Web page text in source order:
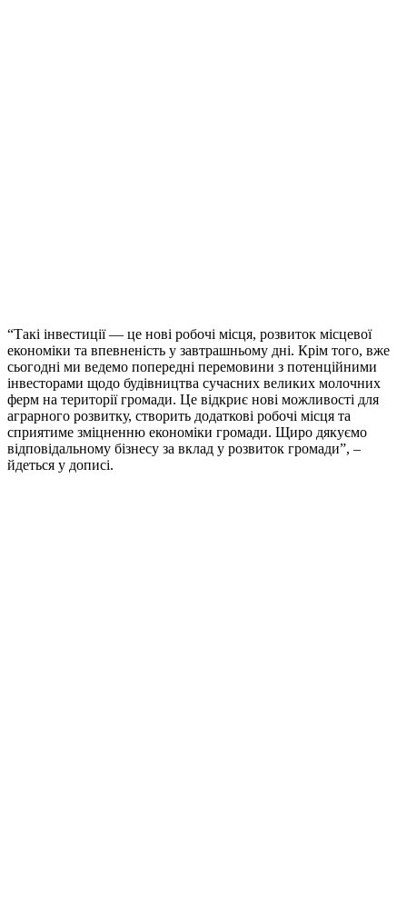
“Такі інвестиції — це нові робочі місця, розвиток місцевої
економіки та впевненість у завтрашньому дні. Крім того, вже
сьогодні ми ведемо попередні перемовини з потенційними
інвесторами щодо будівництва сучасних великих молочних
ферм на території громади. Це відкриє нові можливості для
аграрного розвитку, створить додаткові робочі місця та
сприятиме зміцненню економіки громади. Щиро дякуємо
відповідальному бізнесу за вклад у розвиток громади”, –
йдеться у дописі.